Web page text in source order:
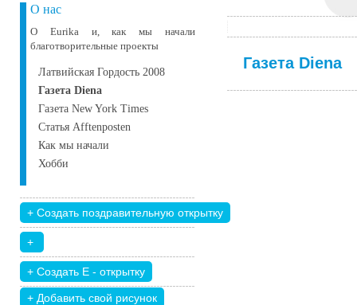
О нас
О Eurika и, как мы начали
благотворительные проекты
Латвийская Гордость 2008
Газета Diena
Газета New York Times
Статья Afftenposten
Как мы начали
Хобби
+ Добавить свой ​​рисунок
Газета Diena